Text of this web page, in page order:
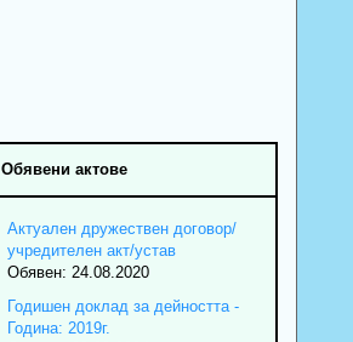
Обявени актове
Актуален дружествен договор/
учредителен акт/устав
Обявен: 24.08.2020
Годишен доклад за дейността -
Година: 2019г.